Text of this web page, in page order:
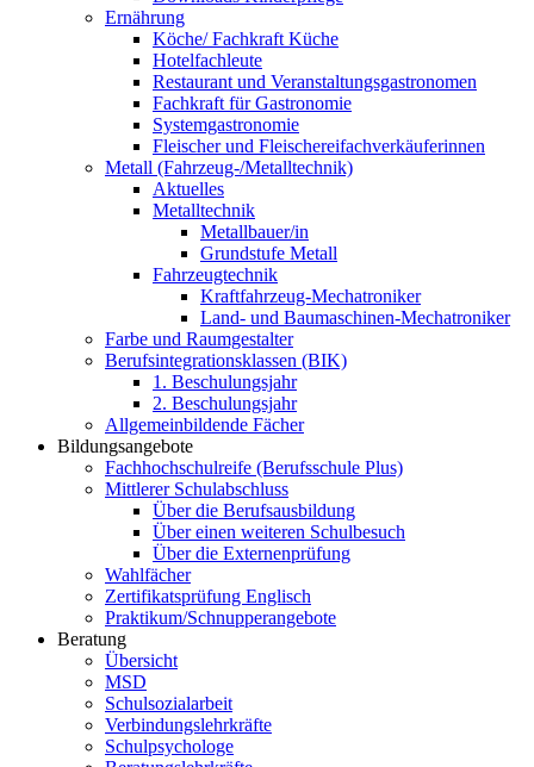
Ernährung
Köche/ Fachkraft Küche
Hotelfachleute
Restaurant und Veranstaltungsgastronomen
Fachkraft für Gastronomie
Systemgastronomie
Fleischer und Fleischereifachverkäuferinnen
Metall (Fahrzeug-/Metalltechnik)
Aktuelles
Metalltechnik
Metallbauer/in
Grundstufe Metall
Fahrzeugtechnik
Kraftfahrzeug-Mechatroniker
Land- und Baumaschinen-Mechatroniker
Farbe und Raumgestalter
Berufsintegrationsklassen (BIK)
1. Beschulungsjahr
2. Beschulungsjahr
Allgemeinbildende Fächer
Bildungsangebote
Fachhochschulreife (Berufsschule Plus)
Mittlerer Schulabschluss
Über die Berufsausbildung
Über einen weiteren Schulbesuch
Über die Externenprüfung
Wahlfächer
Zertifikatsprüfung Englisch
Praktikum/Schnupperangebote
Beratung
Übersicht
MSD
Schulsozialarbeit
Verbindungslehrkräfte
Schulpsychologe